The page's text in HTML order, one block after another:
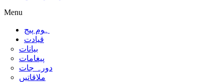
Menu
ہوم پیج
قیادت
بیانات
پیغامات
دورہ جات
ملاقاتیں